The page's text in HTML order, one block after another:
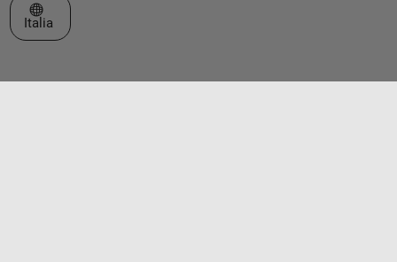
Seleziona un sito web
Italia